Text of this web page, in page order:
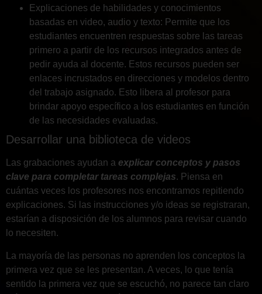
Explicaciones de habilidades y conocimientos
basadas en video, audio y texto: Permite que los
estudiantes encuentren respuestas sobre las tareas
primero a partir de los recursos integrados antes de
pedir ayuda al docente. Estos recursos pueden ser
enlaces incrustados en direcciones y modelos dentro
del trabajo asignado. Esto libera al profesor para
brindar apoyo específico a los estudiantes en función
de las necesidades evaluadas.
Desarrollar una biblioteca de videos
Las grabaciones ayudan a explicar conceptos y pasos
clave para completar tareas complejas. Piensa en
cuántas veces los profesores nos encontramos repitiendo
explicaciones. Si las instrucciones y/o ideas se registraran,
estarían a disposición de los alumnos para revisar cuando
lo necesiten.
La mayoría de las personas no aprenden los conceptos la
primera vez que se les presentan. A veces, lo que tenía
sentido la primera vez que se escuchó, no parece tan claro